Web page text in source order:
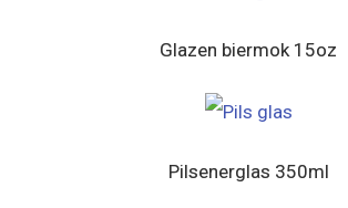
Glazen biermok 15oz
Pilsenerglas 350ml